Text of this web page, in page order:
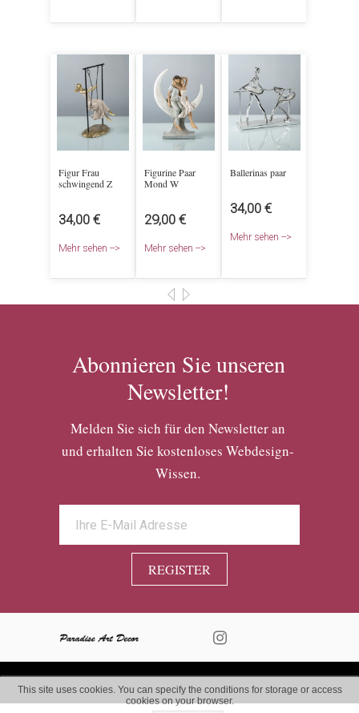
REGISTER
Melden Sie sich für den Newsletter an
und erhalten Sie kostenloses Webdesign-
Wissen.
Abonnieren Sie unseren
Newsletter!
Figur Frau
schwingend Z
34,00 €
Mehr sehen -->
Figurine Paar
Mond W
29,00 €
Mehr sehen -->
Ballerinas paar
34,00 €
Mehr sehen -->
This site uses cookies. You can specify the conditions for storage or access
cookies on your browser.